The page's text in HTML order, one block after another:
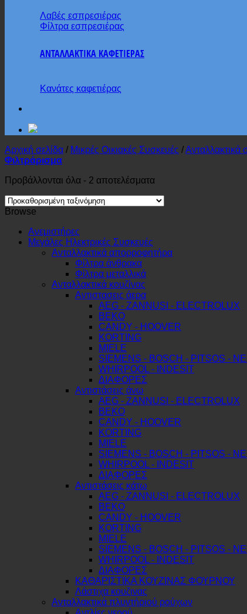
Λαβές εσπρεσιέρας
Φίλτρα εσπρεσιέρας
ΑΝΤΑΛΛΑΚΤΙΚΑ ΚΑΦΕΤΙΕΡΑΣ
Κανάτες καφετιέρας
Αρχική σελίδα / Μικρές Οικιακές Συσκευές /Ανταλλακτικά
Φιλτράρισμα
Προβάλλονται όλα - 2 αποτελέσματα
Browse
Ανεμιστήρες
Μεγάλες Ηλεκτρικές Συσκευές
Ανταλλακτικά απορροφητήρα
Φίλτρα άνθρακα
Φίλτρα μεταλλικά
Ανταλλακτικά κουζίνας
Αντιστασεις άερα
AEG - ZANNUSI - ELECTROLUX
BEKO
CANDY - HOOVER
KORTING
MIELE
SIEMENS - BOSCH - PITSOS -
WHIRPOOL - INDESIT
ΔΙΑΦΟΡΕΣ
Αντιστάσεις άνω
AEG - ZANNUSI - ELECTROLUX
BEKO
CANDY - HOOVER
KORTING
MIELE
SIEMENS - BOSCH - PITSOS -
WHIRPOOL - INDESIT
ΔΙΑΦΟΡΕΣ
Αντιστάσεις κάτω
AEG - ZANNUSI - ELECTROLUX
BEKO
CANDY - HOOVER
KORTING
MIELE
SIEMENS - BOSCH - PITSOS -
WHIRPOOL - INDESIT
ΔΙΑΦΟΡΕΣ
ΚΑΘΑΡΙΣΤΙΚΑ ΚΟΥΖΙΝΑΣ ΦΟΥΡΝΟΥ
Λάστιχα κουζινας
Ανταλλακτικά πλυντήριού ρούχων